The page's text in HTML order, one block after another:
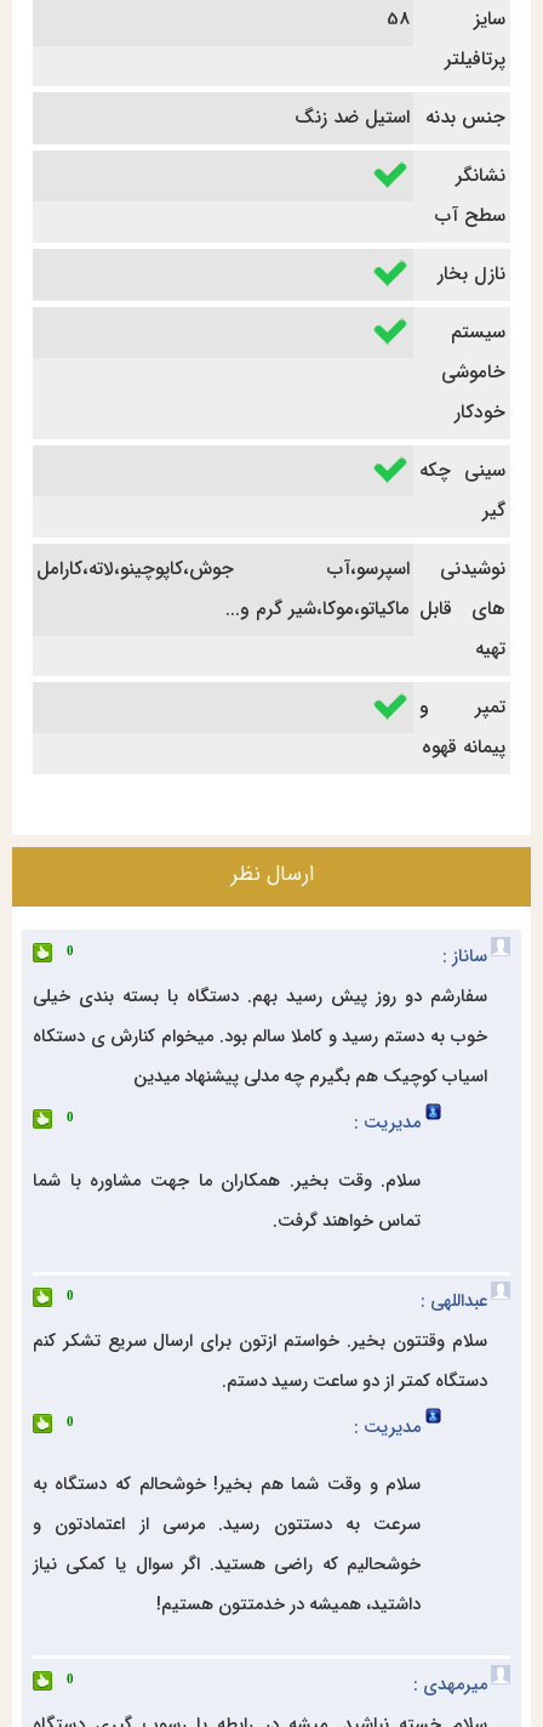
سایز
پرتافیلتر
58
جنس بدنه استیل ضد زنگ
نشانگر
سطح آب
نازل بخار
سیستم
خاموشی
خودکار
سینی چکه
گیر
نوشیدنی
های قابل
تهیه
اسپرسو،آب جوش،کاپوچینو،لاته،کارامل
ماکیاتو،موکا،شیر گرم و...
تمپر و
پیمانه قهوه
ارسال نظر
ساناز : 0
سفارشم دو روز پیش رسید بهم. دستگاه با بسته بندی خیلی
خوب به دستم رسید و کاملا سالم بود. میخوام کنارش ی دستکاه
اسیاب کوچیک هم بگیرم چه مدلی پیشنهاد میدین
مدیریت :
0
سلام. وقت بخیر. همکاران ما جهت مشاوره با شما
تماس خواهند گرفت.
عبداللهی : 0
سلام وقتتون بخیر. خواستم ازتون برای ارسال سریع تشکر کنم
دستگاه کمتر از دو ساعت رسید دستم.
مدیریت :
0
سلام و وقت شما هم بخیر! خوشحالم که دستگاه به
سرعت به دستتون رسید. مرسی از اعتمادتون و
خوشحالیم که راضی هستید. اگر سوال یا کمکی نیاز
داشتید، همیشه در خدمتتون هستیم!
میرمهدی : 0